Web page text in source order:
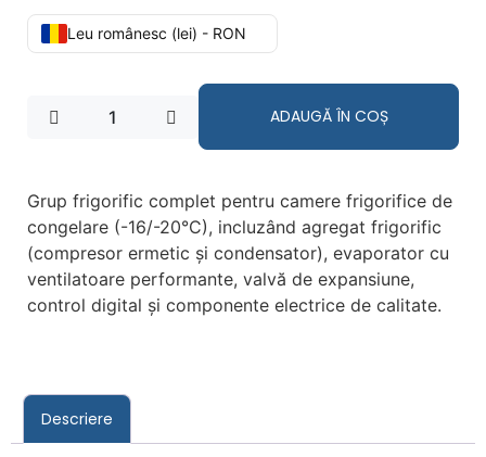
Leu românesc (lei) - RON
ADAUGĂ ÎN COȘ
Grup frigorific complet pentru camere frigorifice de
congelare (-16/-20°C), incluzând agregat frigorific
(compresor ermetic și condensator), evaporator cu
ventilatoare performante, valvă de expansiune,
control digital și componente electrice de calitate.
Descriere